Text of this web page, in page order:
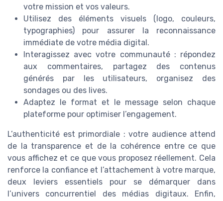
votre mission et vos valeurs.
Utilisez des éléments visuels (logo, couleurs,
typographies) pour assurer la reconnaissance
immédiate de votre média digital.
Interagissez avec votre communauté : répondez
aux commentaires, partagez des contenus
générés par les utilisateurs, organisez des
sondages ou des lives.
Adaptez le format et le message selon chaque
plateforme pour optimiser l’engagement.
L’authenticité est primordiale : votre audience attend
de la transparence et de la cohérence entre ce que
vous affichez et ce que vous proposez réellement. Cela
renforce la confiance et l’attachement à votre marque,
deux leviers essentiels pour se démarquer dans
l’univers concurrentiel des médias digitaux. Enfin,